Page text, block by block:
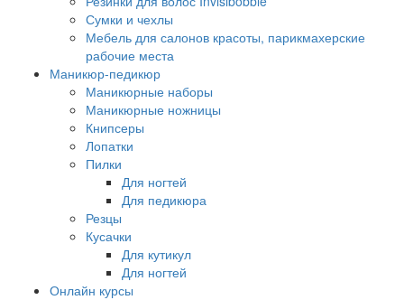
Сумки и чехлы
Мебель для салонов красоты, парикмахерские
рабочие места
Маникюр-педикюр
Маникюрные наборы
Маникюрные ножницы
Книпсеры
Лопатки
Пилки
Для ногтей
Для педикюра
Резцы
Кусачки
Для кутикул
Для ногтей
Онлайн курсы